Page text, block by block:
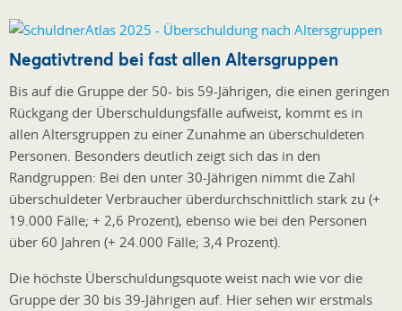
Negativtrend bei fast allen Altersgruppen
Bis auf die Gruppe der 50- bis 59-Jährigen, die einen geringen
Rückgang der Überschuldungsfälle aufweist, kommt es in
allen Altersgruppen zu einer Zunahme an überschuldeten
Personen. Besonders deutlich zeigt sich das in den
Randgruppen: Bei den unter 30-Jährigen nimmt die Zahl
überschuldeter Verbraucher überdurchschnittlich stark zu (+
19.000 Fälle; + 2,6 Prozent), ebenso wie bei den Personen
über 60 Jahren (+ 24.000 Fälle; 3,4 Prozent).
Die höchste Überschuldungsquote weist nach wie vor die
Gruppe der 30 bis 39-Jährigen auf. Hier sehen wir erstmals